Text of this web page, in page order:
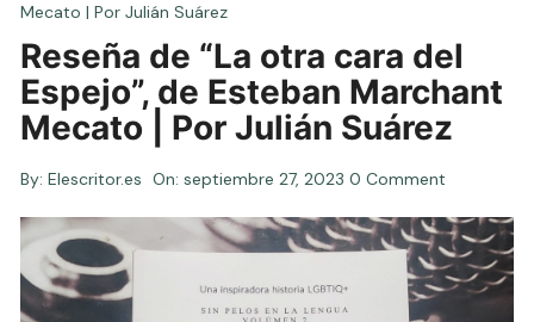
Mecato | Por Julián Suárez
Reseña de “La otra cara del
Espejo”, de Esteban Marchant
Mecato | Por Julián Suárez
By: Elescritor.es On:septiembre 27, 2023 0 Comment